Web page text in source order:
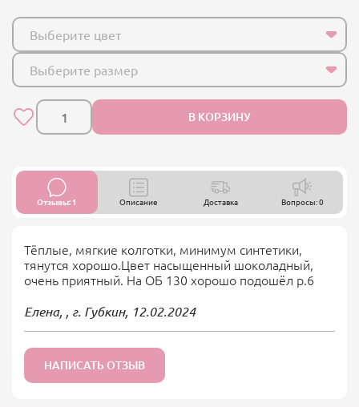
Выберите цвет
Выберите размер
В КОРЗИНУ
Отзывы: 1 Описание Доставка Вопросы: 0
Тёплые, мягкие колготки, минимум синтетики,
тянутся хорошо.Цвет насыщенный шоколадный,
очень приятный. На ОБ 130 хорошо подошёл р.6
Елена, , г. Губкин, 12.02.2024
НАПИСАТЬ ОТЗЫВ